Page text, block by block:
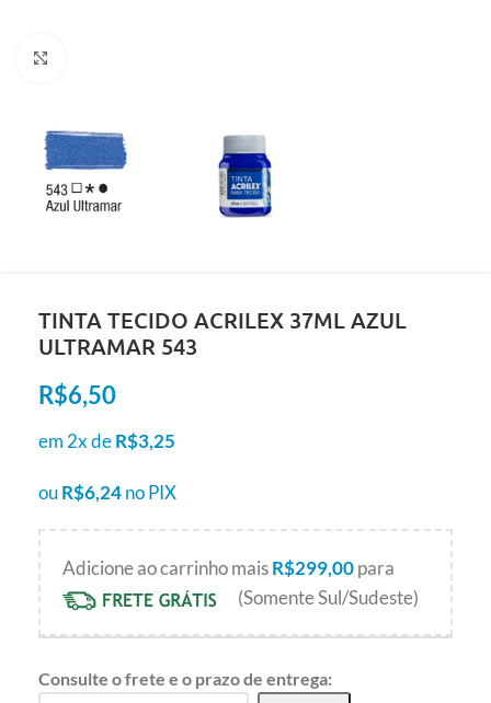
TINTA TECIDO ACRILEX 37ML AZUL
ULTRAMAR 543
R$6,50
em 2x deR$3,25
ouR$6,24no PIX
Adicione ao carrinho maisR$299,00para
(Somente Sul/Sudeste)
Consulte o frete e o prazo de entrega: